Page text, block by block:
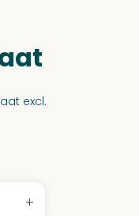
excl.
+